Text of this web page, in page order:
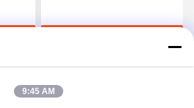
Naadloos Ondergoed
9:45 AM